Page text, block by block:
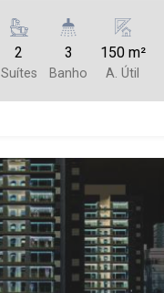
2
Suítes
3
Banho
150 m²
A. Útil